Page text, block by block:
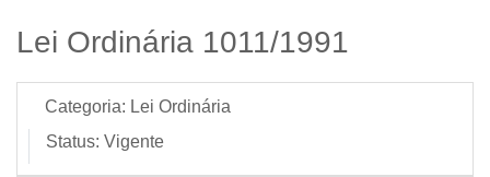
Lei Ordinária 1011/1991
Categoria: Lei Ordinária
Status: Vigente